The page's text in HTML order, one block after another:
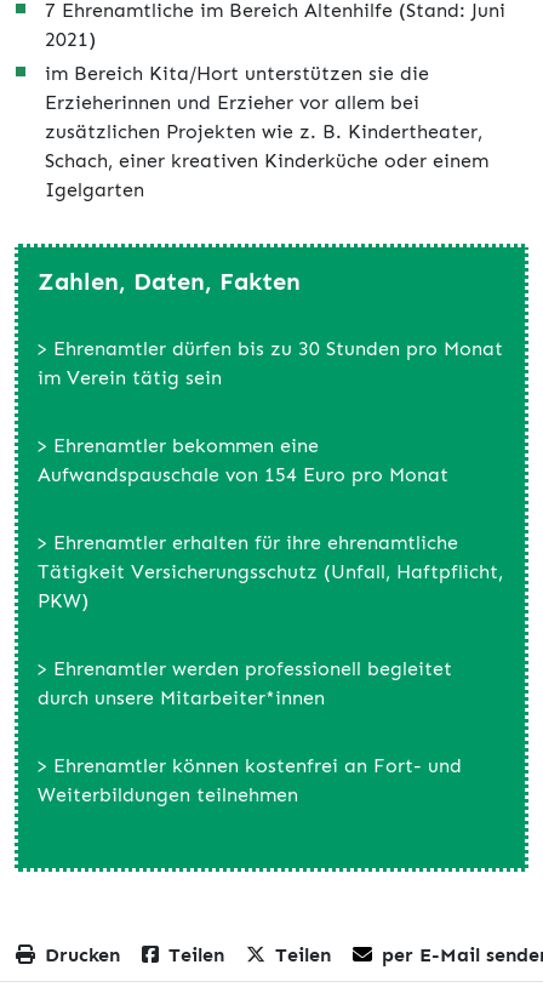
7 Ehrenamtliche im Bereich Altenhilfe (Stand: Juni
2021)
im Bereich Kita/Hort unterstützen sie die
Erzieherinnen und Erzieher vor allem bei
zusätzlichen Projekten wie z. B. Kindertheater,
Schach, einer kreativen Kinderküche oder einem
Igelgarten
Zahlen, Daten, Fakten
> Ehrenamtler dürfen bis zu 30 Stunden pro Monat
im Verein tätig sein
> Ehrenamtler bekommen eine
Aufwandspauschale von 154 Euro pro Monat
> Ehrenamtler erhalten für ihre ehrenamtliche
Tätigkeit Versicherungsschutz (Unfall, Haftpflicht,
PKW)
> Ehrenamtler werden professionell begleitet
durch unsere Mitarbeiter*innen
> Ehrenamtler können kostenfrei an Fort- und
Weiterbildungen teilnehmen
Drucken Teilen Teilen per E-Mail